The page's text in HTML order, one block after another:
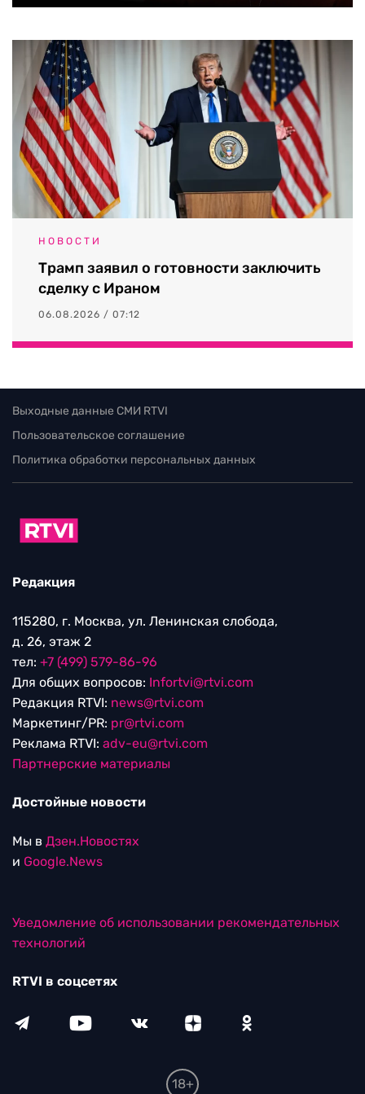
НОВОСТИ
Трамп заявил о готовности заключить
сделку с Ираном
06.08.2026 / 07:12
Выходные данные СМИ RTVI
Пользовательское соглашение
Политика обработки персональных данных
Редакция
115280, г. Москва, ул. Ленинская слобода,
д. 26, этаж 2
тел: +7 (499) 579-86-96
Для общих вопросов: Infortvi@rtvi.com
Редакция RTVI: news@rtvi.com
Маркетинг/PR: pr@rtvi.com
Реклама RTVI: adv-eu@rtvi.com
Партнерские материалы
Достойные новости
Мы в Дзен.Новостях
и Google.News
Уведомление об использовании рекомендательных
технологий
RTVI в соцсетях
18+